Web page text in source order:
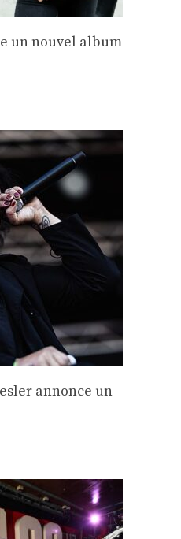
un nouvel album
annonce un